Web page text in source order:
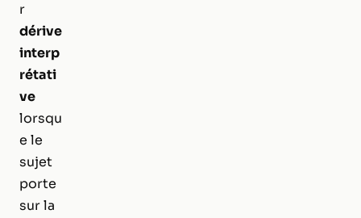
r
dérive
interp
rétati
ve
lorsqu
e le
sujet
porte
sur la